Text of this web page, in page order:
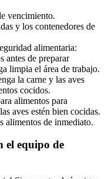
vencimiento.
y los contenedores de
alimentaria:
antes de preparar
limpia el área de trabajo.
la carne y las aves
cocidos.
alimentos para
aves estén bien cocidas.
alimentos de inmediato.
el equipo de